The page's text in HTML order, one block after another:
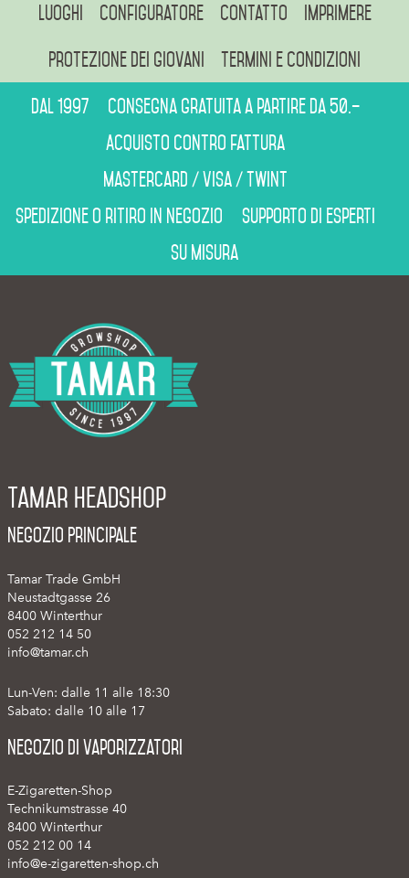
Luoghi Configuratore Contatto Imprimere
Protezione dei giovani Termini e condizioni
Dal 1997
Consegna gratuita a partire da 50.–
Acquisto contro fattura
Mastercard / Visa / Twint
Spedizione o ritiro in negozio
Supporto di esperti
Su misura
Tamar Headshop
Negozio Principale
Tamar Trade GmbH
Neustadtgasse 26
8400 Winterthur
052 212 14 50
info@tamar.ch
Lun-Ven: dalle 11 alle 18:30
Sabato: dalle 10 alle 17
Negozio di vaporizzatori
E-Zigaretten-Shop
Technikumstrasse 40
8400 Winterthur
052 212 00 14
info@e-zigaretten-shop.ch